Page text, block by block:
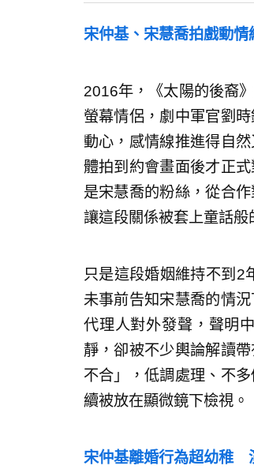
宋仲基、宋慧喬拍戲動
2016年，《太陽的後裔
螢幕情侶，劇中軍官劉
動心，感情線推進得自
體拍到約會畫面後才正
是宋慧喬的粉絲，從合
讓這段關係被套上童話般
只是這段婚姻維持不到2
未事前告知宋慧喬的情
代理人對外發聲，聲明
靜，卻被不少輿論解讀
不合」，低調處理、不
續被放在顯微鏡下檢視。
宋仲基離婚行為超幼稚